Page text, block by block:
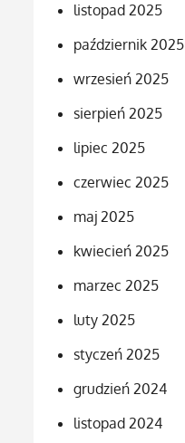
listopad 2025
październik 2025
wrzesień 2025
sierpień 2025
lipiec 2025
czerwiec 2025
maj 2025
kwiecień 2025
marzec 2025
luty 2025
styczeń 2025
grudzień 2024
listopad 2024